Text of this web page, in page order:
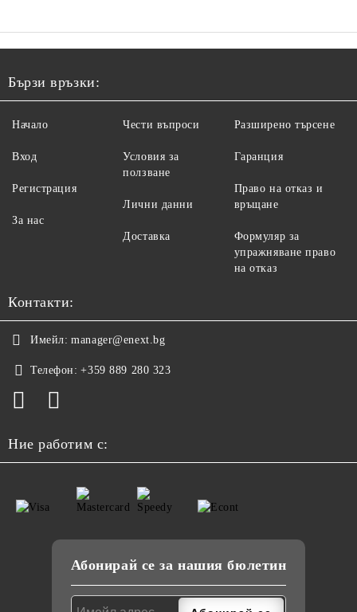
Бързи връзки:
Начало
Вход
Регистрация
За нас
Чести въпроси
Условия за
ползване
Лични данни
Доставка
Разширено търсене
Гаранция
Право на отказ и
връщане
Формуляр за
упражняване право
на отказ
Контакти:
Имейл: manager@enext.bg
Телефон: +359 889 280 323
Ние работим с:
Абонирай се за нашия бюлетин